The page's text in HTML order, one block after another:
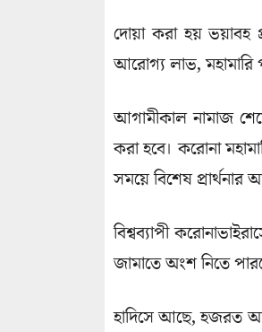
দোয়া করা হয় ভয়াবহ
আরোগ্য লাভ, মহামারি
আগামীকাল নামাজ
করা হবে। করোনা
সময়ে বিশেষ
বিশ্বব্যাপী
জামাতে অংশ নিতে
হাদিসে আছে, হজরত